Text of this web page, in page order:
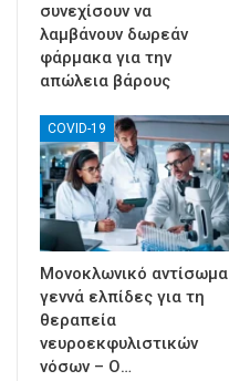
συνεχίσουν να
λαμβάνουν δωρεάν
φάρμακα για την
απώλεια βάρους
COVID-19
Μονοκλωνικό αντίσωμα
γεννά ελπίδες για τη
θεραπεία
νευροεκφυλιστικών
νόσων – Ο…